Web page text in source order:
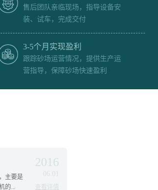
售后团队亲临现场，指导设备安
装、试车，完成交付
3-5个月实现盈利
跟踪砂场运营情况，提供生产运
营指导，保障砂场快速盈利
主要是
的...
2016
06.01
查看详情